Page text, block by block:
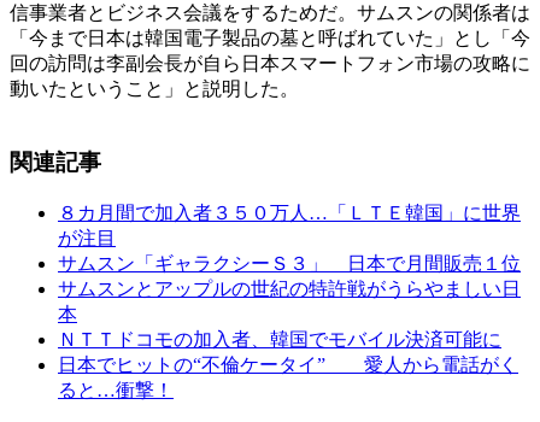
信事業者とビジネス会議をするためだ。サムスンの関係者は
「今まで日本は韓国電子製品の墓と呼ばれていた」とし「今
回の訪問は李副会長が自ら日本スマートフォン市場の攻略に
動いたということ」と説明した。
関連記事
８カ月間で加入者３５０万人…「ＬＴＥ韓国」に世界
が注目
サムスン「ギャラクシーＳ３」 日本で月間販売１位
サムスンとアップルの世紀の特許戦がうらやましい日
本
ＮＴＴドコモの加入者、韓国でモバイル決済可能に
日本でヒットの“不倫ケータイ” 愛人から電話がく
ると…衝撃！